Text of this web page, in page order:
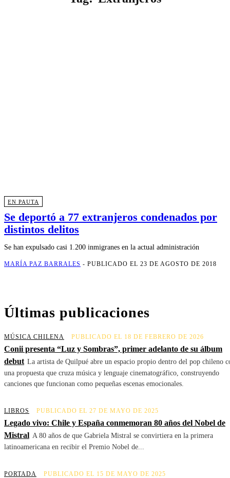
EN PAUTA
Se deportó a 77 extranjeros condenados por
distintos delitos
Se han expulsado casi 1.200 inmigranes en la actual administración
MARÍA PAZ BARRALES - PUBLICADO EL 23 DE AGOSTO DE 2018
Últimas publicaciones
MÚSICA CHILENA PUBLICADO EL 18 DE FEBRERO DE 2026
Conii presenta “Luz y Sombras”, primer adelanto de su álbum
debut La artista de Quilpué abre un espacio propio dentro del pop chileno
una propuesta que cruza música y lenguaje cinematográfico, construyendo
canciones que funcionan como pequeñas escenas emocionales.
LIBROS PUBLICADO EL 27 DE MAYO DE 2025
Legado vivo: Chile y España conmemoran 80 años del Nobel de
Mistral A 80 años de que Gabriela Mistral se convirtiera en la primera
latinoamericana en recibir el Premio Nobel de...
PORTADA PUBLICADO EL 15 DE MAYO DE 2025